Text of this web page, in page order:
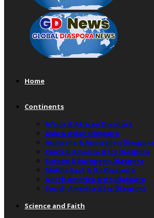
Home
Continents
Africa & African Diaspora
Asia & Asian Diaspora
Australia & Australian Diaspora
Central America & Its Diaspora
Europe & European Diaspora
Middle East & Its Diaspora
North America & Its Diaspora
South America & Its Diaspora
Science and Faith